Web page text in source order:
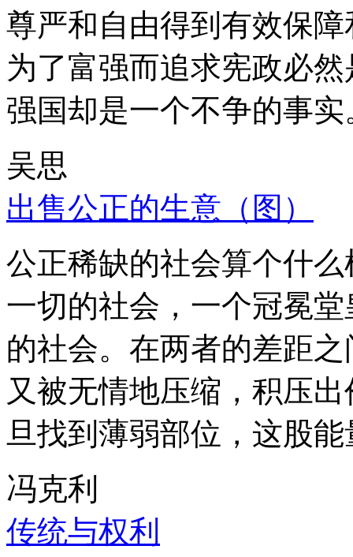
尊严和自由得到有效保
为了富强而追求宪政必
强国却是一个不争的事实
吴思
出售公正的生意（图）
公正稀缺的社会算个什
一切的社会，一个冠冕
的社会。在两者的差距
又被无情地压缩，积压
旦找到薄弱部位，这股
冯克利
传统与权利